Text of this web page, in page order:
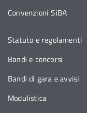
Convenzioni SiBA
Statuto e regolamenti
Bandi e concorsi
Bandi di gara e avvisi
Modulistica